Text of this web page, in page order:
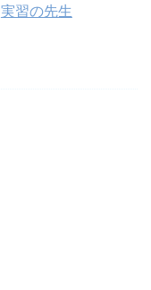
実習の先生